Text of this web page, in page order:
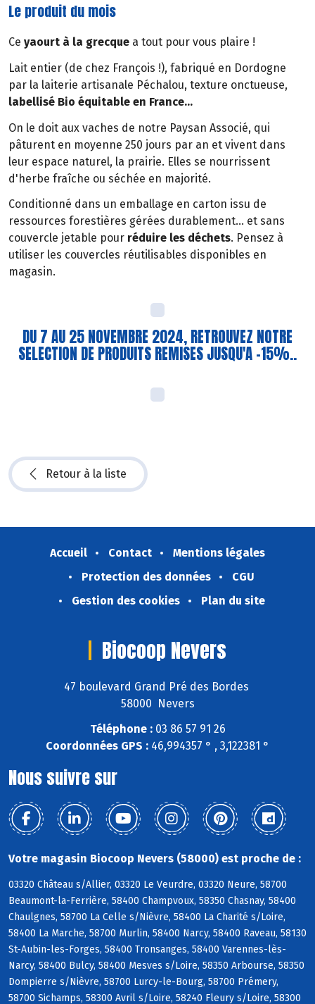
Le produit du mois
Ce yaourt à la grecque a tout pour vous plaire !
Lait entier (de chez François !), fabriqué en Dordogne
par la laiterie artisanale Péchalou, texture onctueuse,
labellisé Bio équitable en France...
On le doit aux vaches de notre Paysan Associé, qui
pâturent en moyenne 250 jours par an et vivent dans
leur espace naturel, la prairie. Elles se nourrissent
d'herbe fraîche ou séchée en majorité.
Conditionné dans un emballage en carton issu de
ressources forestières gérées durablement... et sans
couvercle jetable pour réduire les déchets. Pensez à
utiliser les couvercles réutilisables disponibles en
magasin.
DU 7 AU 25 NOVEMBRE 2024, RETROUVEZ NOTRE
SELECTION DE PRODUITS REMISES JUSQU'A -15%..
Retour à la liste
Accueil Contact
Mentions légales
Protection des données
CGU
Gestion des cookies
Plan du site
Biocoop Nevers
47 boulevard Grand Pré des Bordes
58000 Nevers
Téléphone :03 86 57 91 26
Coordonnées GPS : 46,994357 ° , 3,122381 °
Nous suivre sur
Votre magasin Biocoop Nevers (58000) est proche de :
03320 Château s/Allier, 03320 Le Veurdre, 03320 Neure, 58700
Beaumont-la-Ferrière, 58400 Champvoux, 58350 Chasnay, 58400
Chaulgnes, 58700 La Celle s/Nièvre, 58400 La Charité s/Loire,
58400 La Marche, 58700 Murlin, 58400 Narcy, 58400 Raveau, 58130
St-Aubin-les-Forges, 58400 Tronsanges, 58400 Varennes-lès-
Narcy, 58400 Bulcy, 58400 Mesves s/Loire, 58350 Arbourse, 58350
Dompierre s/Nièvre, 58700 Lurcy-le-Bourg, 58700 Prémery,
58700 Sichamps, 58300 Avril s/Loire, 58240 Fleury s/Loire, 58300